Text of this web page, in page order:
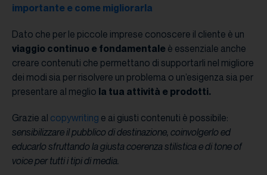
importante e come migliorarla
Dato che per le piccole imprese conoscere il cliente è un
viaggio continuo e fondamentale è essenziale anche
creare contenuti che permettano di supportarli nel migliore
dei modi sia per risolvere un problema o un’esigenza sia per
presentare al meglio la tua attività e prodotti.
Grazie al copywriting e ai giusti contenuti è possibile:
sensibilizzare il pubblico di destinazione, coinvolgerlo ed
educarlo sfruttando la giusta coerenza stilistica e di tone of
voice per tutti i tipi di media.